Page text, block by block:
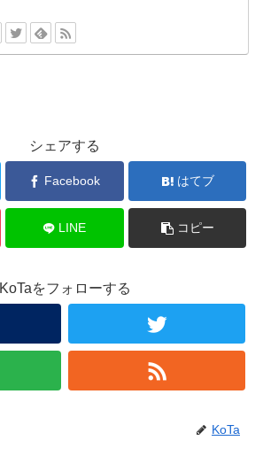
シェアする
Facebook はてブ
LINE コピー
KoTaをフォローする
KoTa